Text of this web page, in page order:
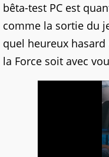
bêta-test PC est
comme la sortie du
quel heureux
la Force soit avec